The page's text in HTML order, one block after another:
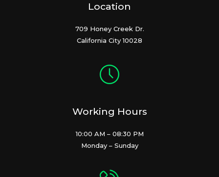
Location
709 Honey Creek Dr.
California City 10028
Working Hours
10:00 AM – 08:30 PM
Monday – Sunday